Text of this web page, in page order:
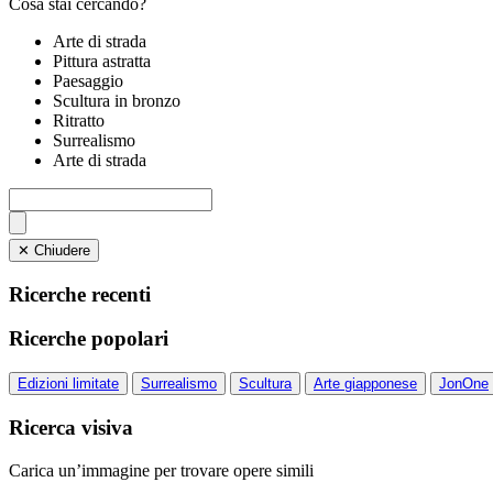
Cosa stai cercando?
Arte di strada
Pittura astratta
Paesaggio
Scultura in bronzo
Ritratto
Surrealismo
Arte di strada
✕ Chiudere
Ricerche recenti
Ricerche popolari
Edizioni limitate Surrealismo Scultura Arte giapponese JonOne
Ricerca visiva
Carica un’immagine per trovare opere simili